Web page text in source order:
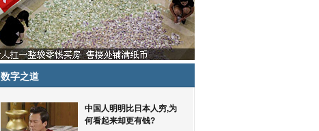
数字之道
中国人明明比日本人穷,为
何看起来却更有钱?